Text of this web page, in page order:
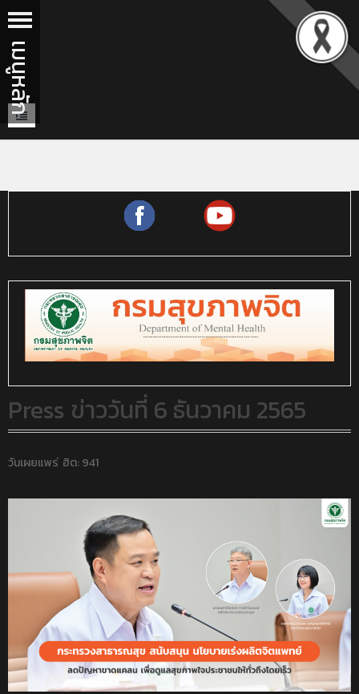
Press ข่าววันที่ 6 ธันวาคม 2565
วันเผยแพร่ ฮิต: 941